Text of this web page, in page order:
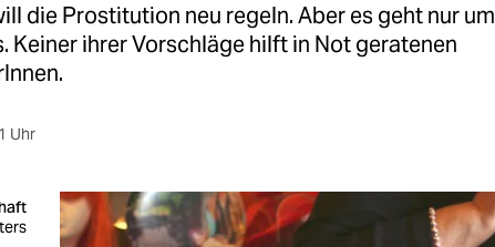
die Prostitution neu regeln. Aber es geht nur um
Keiner ihrer Vorschläge hilft in Not geratenen
Uhr